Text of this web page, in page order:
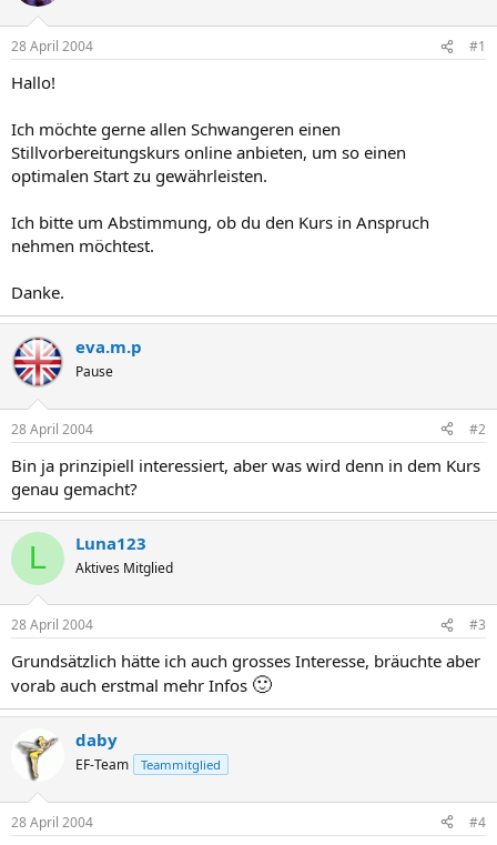
28 April 2004 #1
Hallo!
Ich möchte gerne allen Schwangeren einen
Stillvorbereitungskurs online anbieten, um so einen
optimalen Start zu gewährleisten.
Ich bitte um Abstimmung, ob du den Kurs in Anspruch
nehmen möchtest.
Danke.
eva.m.p
Pause
28 April 2004 #2
Bin ja prinzipiell interessiert, aber was wird denn in dem Kurs
genau gemacht?
L Luna123
Aktives Mitglied
28 April 2004 #3
Grundsätzlich hätte ich auch grosses Interesse, bräuchte aber
vorab auch erstmal mehr Infos 🙂
daby
EF-Team Teammitglied
28 April 2004 #4